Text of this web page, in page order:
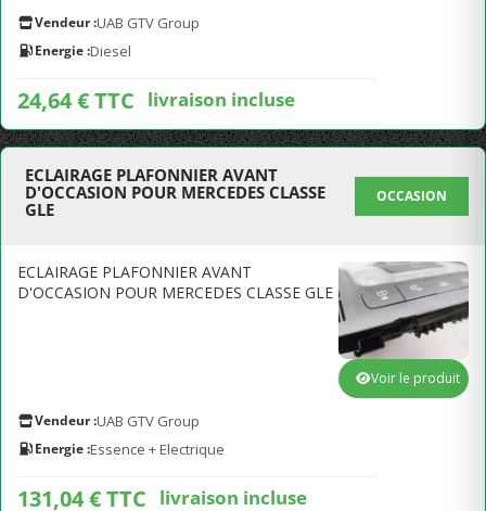
Vendeur :UAB GTV Group
Energie :Diesel
24,64 € TTC livraison incluse
ECLAIRAGE PLAFONNIER AVANT
D'OCCASION POUR MERCEDES CLASSE
GLE
OCCASION
ECLAIRAGE PLAFONNIER AVANT
D'OCCASION POUR MERCEDES CLASSE GLE
Vendeur :UAB GTV Group
Energie :Essence + Electrique
131,04 € TTC livraison incluse
Voir le produit